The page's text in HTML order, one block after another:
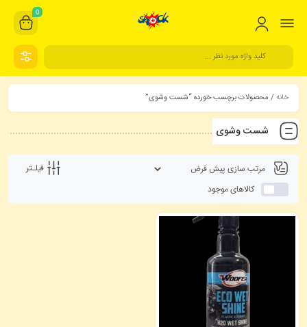
0
خانه/ محصولات برچسب خورده “شست وشوی”
شست وشوی
فیلـتر
کالاهای موجود